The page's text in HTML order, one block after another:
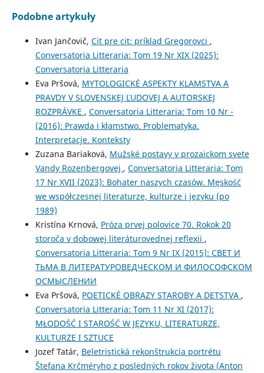
Podobne artykuły
Ivan Jančovič, Cit pre cit: príklad Gregorovci ,
Conversatoria Litteraria: Tom 19 Nr XIX (2025):
Conversatoria Litteraria
Eva Pršová, MYTOLOGICKÉ ASPEKTY KLAMSTVA A
PRAVDY V SLOVENSKEJ ĽUDOVEJ A AUTORSKEJ
ROZPRÁVKE , Conversatoria Litteraria: Tom 10 Nr -
(2016): Prawda i kłamstwo. Problematyka.
Interpretacje. Konteksty
Zuzana Bariaková, Mužské postavy v prozaickom svete
Vandy Rozenbergovej , Conversatoria Litteraria: Tom
17 Nr XVII (2023): Bohater naszych czasów. Męskość
we współczesnej literaturze, kulturze i języku (po
1989)
Kristína Krnová, Próza prvej polovice 70. Rokok 20
storoča v dobowej literáturovednej reflexii ,
Conversatoria Litteraria: Tom 9 Nr IX (2015): СВЕТ И
ТЬМА В ЛИТЕРАТУРОВЕДЧЕСКОМ И ФИЛОСОФСКОМ
ОСМЫСЛЕНИИ
Eva Pršová, POETICKÉ OBRAZY STAROBY A DETSTVA ,
Conversatoria Litteraria: Tom 11 Nr XI (2017):
MŁODOŚĆ I STAROŚĆ W JĘZYKU, LITERATURZE,
KULTURZE I SZTUCE
Jozef Tatár, Beletristická rekonštrukcia portrétu
Štefana Krčméryho z posledných rokov života (Anton